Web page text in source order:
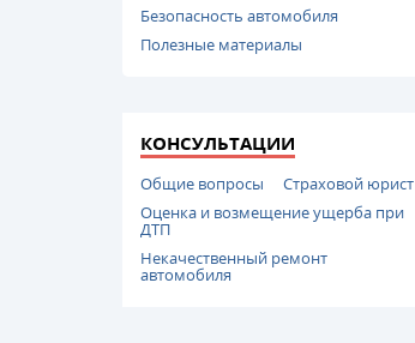
Безопасность автомобиля
Полезные материалы
КОНСУЛЬТАЦИИ
Общие вопросы
Страховой юрист
Оценка и возмещение ущерба при
ДТП
Некачественный ремонт
автомобиля